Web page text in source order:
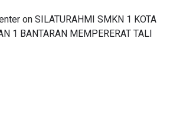
onSILATURAHMI SMKN 1 KOTA
1 BANTARAN MEMPERERAT TALI